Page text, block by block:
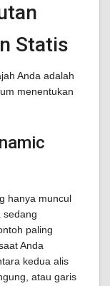
Statis
Anda adalah
menentukan
hanya muncul
sedang
paling
Anda
kedua alis
atau garis